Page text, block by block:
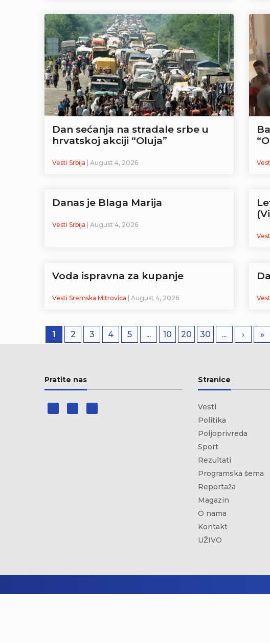
Dan sećanja na stradale srbe u
hrvatskoj akciji “Oluja”
Vesti Srbija | August 4, 2026
Danas je Blaga Marija
Vesti Srbija | August 4, 2026
Voda ispravna za kupanje
Vesti Sremska Mitrovica | August 4, 2026
1 2 3 4 5 ... 10 20 30 ... › »
Pratite nas Stranice
Vesti
Politika
Poljoprivreda
Sport
Rezultati
Programska šema
Reportaža
Magazin
O nama
Kontakt
UŽIVO